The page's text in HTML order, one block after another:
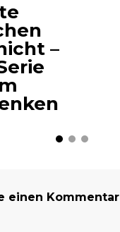
–
einen Kommentar